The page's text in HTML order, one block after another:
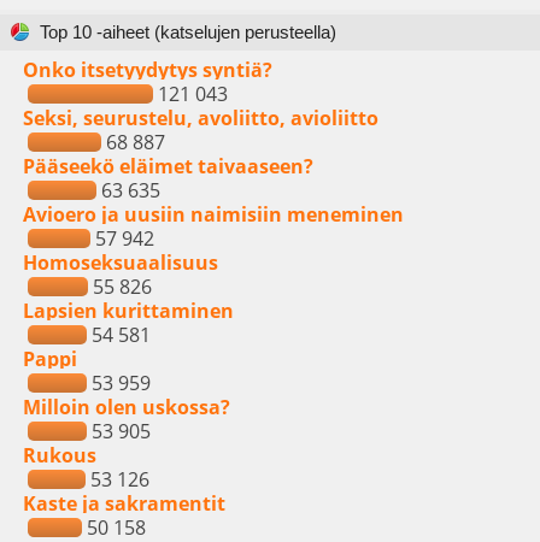
Top 10 -aiheet (katselujen perusteella)
Onko itsetyydytys syntiä?
121 043
Seksi, seurustelu, avoliitto, avioliitto
68 887
Pääseekö eläimet taivaaseen?
63 635
Avioero ja uusiin naimisiin meneminen
57 942
Homoseksuaalisuus
55 826
Lapsien kurittaminen
54 581
Pappi
53 959
Milloin olen uskossa?
53 905
Rukous
53 126
Kaste ja sakramentit
50 158